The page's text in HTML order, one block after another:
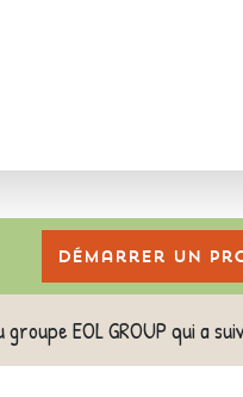
Démarrer un
EOL GROUP qui a